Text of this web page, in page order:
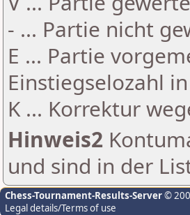
- ... Partie nicht
E ... Partie
Einstiegselozahl
K ... Korrektur
Hinweis2
und sind in der
Chess-Tournament-Results-Server©
Legal details/Terms of use